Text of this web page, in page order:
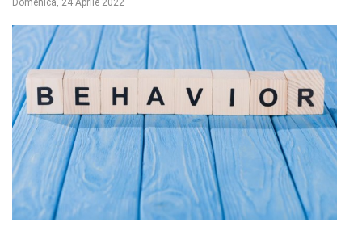
Domenica, 24 Aprile 2022